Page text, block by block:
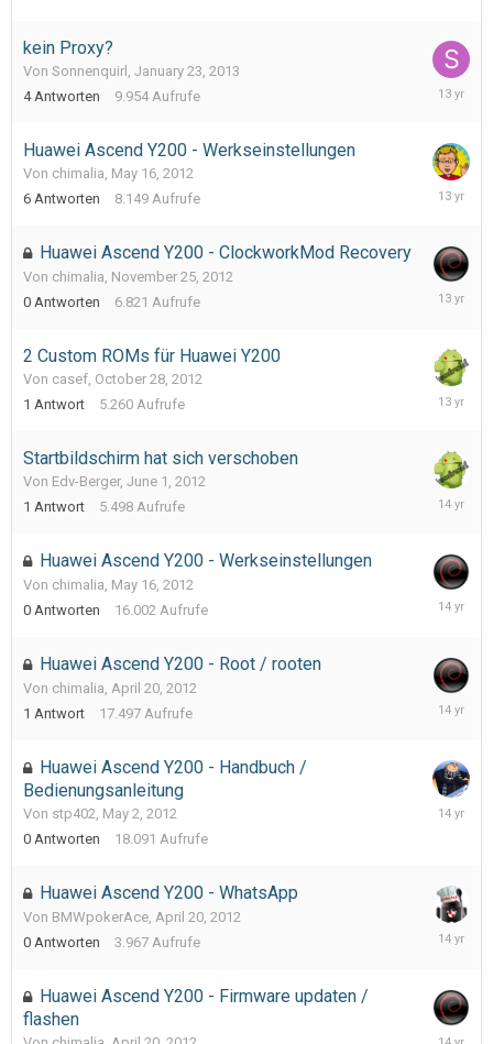
kein Proxy?
Von Sonnenquirl, January 23, 2013
4 Antworten 9.954 Aufrufe
January
Huawei Ascend Y200 - Werkseinstellungen
Von chimalia, May 16, 2012
6 Antworten 8.149 Aufrufe
January
Huawei Ascend Y200 - ClockworkMod Recovery
Von chimalia, November 25, 2012
0 Antworten 6.821 Aufrufe
2 Custom ROMs für Huawei Y200
Von casef, October 28, 2012
1 Antwort 5.260 Aufrufe
October
Startbildschirm hat sich verschoben
Von Edv-Berger, June 1, 2012
1 Antwort 5.498 Aufrufe
June
Huawei Ascend Y200 - Werkseinstellungen
Von chimalia, May 16, 2012
0 Antworten 16.002 Aufrufe
May
Huawei Ascend Y200 - Root / rooten
Von chimalia, April 20, 2012
1 Antwort 17.497 Aufrufe
May
Huawei Ascend Y200 - Handbuch /
Bedienungsanleitung
Von stp402, May 2, 2012
0 Antworten 18.091 Aufrufe
May
Huawei Ascend Y200 - WhatsApp
Von BMWpokerAce, April 20, 2012
0 Antworten 3.967 Aufrufe
April
Huawei Ascend Y200 - Firmware updaten /
flashen
April